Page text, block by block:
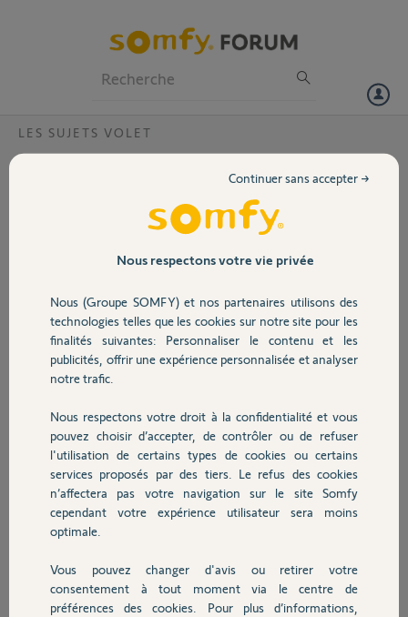
Volet
Sécurité
Domotique
Chauffage
Autres produits
Devis avec un pro
LES SUJETS VOLET
bonjour comment acceder pour descendre
le tabier roulant de mon volet éléctrique
somfy merci a vous
Rene G.
il y a presque 5 ans
Participer au fil de discussion
Réponses
Bonjour,
Appuyez sur le bouton "descente" de la télécommande !
Anonyme il y a presque 5 ans
Nous respectons votre vie privée
Nous (Groupe SOMFY) et nos partenaires utilisons des
technologies telles que les cookies sur notre site pour les
finalités suivantes: Personnaliser le contenu et les
publicités, offrir une expérience personnalisée et analyser
notre trafic.
Nous respectons votre droit à la confidentialité et vous
pouvez choisir d’accepter, de contrôler ou de refuser
l'utilisation de certains types de cookies ou certains
services proposés par des tiers. Le refus des cookies
n’affectera pas votre navigation sur le site Somfy
cependant votre expérience utilisateur sera moins
optimale.
Vous pouvez changer d'avis ou retirer votre
consentement à tout moment via le centre de
préférences des cookies. Pour plus d’informations,
Continuer sans accepter →